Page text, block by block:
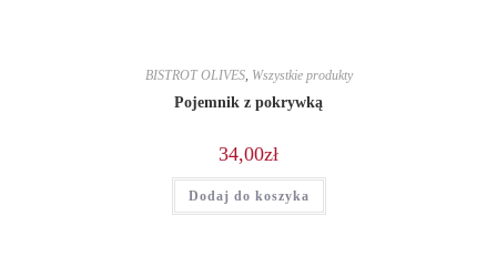
BISTROT OLIVES, Wszystkie produkty
Pojemnik z pokrywką
34,00zł
Dodaj do koszyka